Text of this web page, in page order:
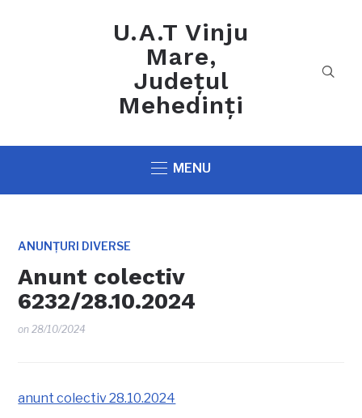
U.A.T Vinju
Mare,
Județul
Mehedinți
MENU
ANUNȚURI DIVERSE
Anunt colectiv
6232/28.10.2024
on28/10/2024
anunt colectiv 28.10.2024